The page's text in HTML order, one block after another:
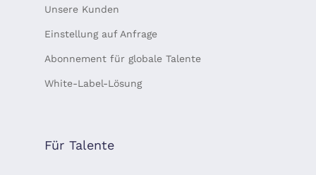
Unsere Kunden
Einstellung auf Anfrage
Abonnement für globale Talente
White-Label-Lösung
Für Talente